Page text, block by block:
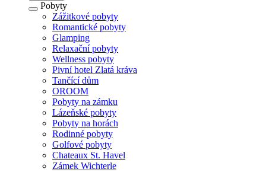
Pobyty
Zážitkové pobyty
Romantické pobyty
Glamping
Relaxační pobyty
Wellness pobyty
Pivní hotel Zlatá kráva
Tančící dům
OROOM
Pobyty na zámku
Lázeňské pobyty
Pobyty na horách
Rodinné pobyty
Golfové pobyty
Chateaux St. Havel
Zámek Wichterle